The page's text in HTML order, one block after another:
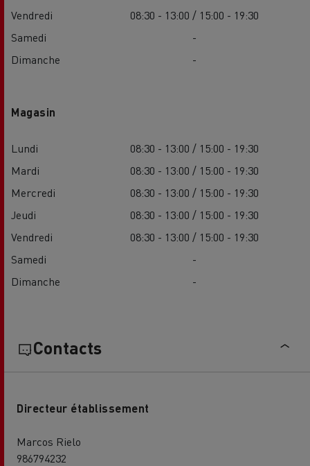
Vendredi
08:30 - 13:00 / 15:00 - 19:30
Samedi
-
Dimanche
-
Magasin
Lundi
08:30 - 13:00 / 15:00 - 19:30
Mardi
08:30 - 13:00 / 15:00 - 19:30
Mercredi
08:30 - 13:00 / 15:00 - 19:30
Jeudi
08:30 - 13:00 / 15:00 - 19:30
Vendredi
08:30 - 13:00 / 15:00 - 19:30
Samedi
-
Dimanche
-
Contacts
Directeur établissement
Marcos Rielo
986794232